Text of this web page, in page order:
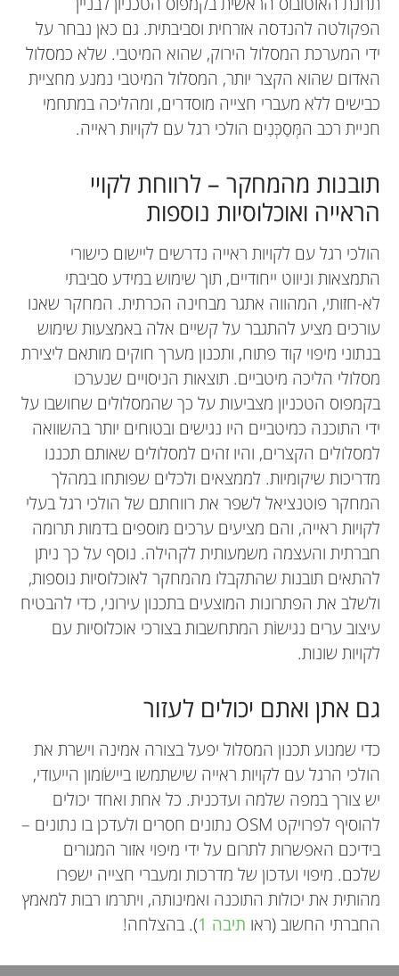
תעודת הדוקטורט שלו בשנת 2021 מהמחלקה
להנדסת מיפוי וגיאו-אינפורמציה בטכניון.
הפקולטה להנדסה אזרחית וסביבתית. גם כאן נבחר על
ידי המערכת המסלול הירוק, שהוא המיטבי. שלא כמסלול
האדום שהוא הקצר יותר, המסלול המיטבי נמנע מחציית
כבישים ללא מעברי חצייה מוסדרים, ומהליכה במתחמי
חניית רכב המְּסַכְּנִים הולכי רגל עם לקויות ראייה.
תובנות מהמחקר – לרווחת לקויי
הראייה ואוכלוסיות נוספות
הולכי רגל עם לקויות ראייה נדרשים ליישום כישורי
התמצאות וניווט ייחודיים, תוך שימוש במידע סביבתי
לא-חזותי, המהווה אתגר מבחינה הכרתית. המחקר שאנו
עורכים מציע להתגבר על קשיים אלה באמצעות שימוש
בנתוני מיפוי קוד פתוח, ותכנון מערך חוקים מותאם ליצירת
מסלולי הליכה מיטביים. תוצאות הניסויים שנערכו
בקמפוס הטכניון מצביעות על כך שהמסלולים שחושבו על
ידי התוכנה כמיטביים היו נגישים ובטוחים יותר בהשוואה
למסלולים הקצרים, והיו זהים למסלולים שאותם תכננו
מדריכות שיקומיות. לממצאים ולכלים שפותחו במהלך
המחקר פוטנציאל לשפר את רווחתם של הולכי רגל בעלי
לקויות ראייה, והם מציעים ערכים מוספים בדמות תרומה
חברתית והעצמה משמעותית לקהילה. נוסף על כך ניתן
להתאים תובנות שהתקבלו מהמחקר לאוכלוסיות נוספות,
ולשלב את הפתרונות המוצעים בתכנון עירוני, כדי להבטיח
עיצוב ערים נגישוֹת המתחשבות בצורכי אוכלוסיות עם
לקויות שונות.
גם אתן ואתם יכולים לעזור
כדי שמנוע תכנון המסלול יפעל בצורה אמינה וישרת את
הולכי הרגל עם לקויות ראייה שישתמשו ביישׂומון הייעודי,
יש צורך במפה שלמה ועדכנית. כל אחת ואחד יכולים
להוסיף לפרויקט OSM נתונים חסרים ולעדכן בו נתונים –
בידיכם האפשרות לתרום על ידי מיפוי אזור המגורים
שלכם. מיפוי ועדכון של מדרכות ומעברי חצייה ישפרו
מהותית את יכולות התוכנה ואמינותה, ויתרמו רבות למאמץ
החברתי החשוב (ראו תיבה 1 ). בהצלחה!